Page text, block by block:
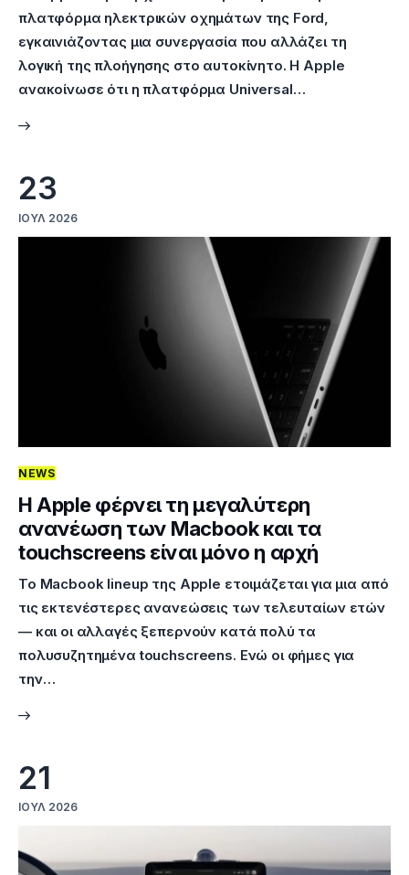
πλατφόρμα ηλεκτρικών οχημάτων της Ford,
εγκαινιάζοντας μια συνεργασία που αλλάζει τη
λογική της πλοήγησης στο αυτοκίνητο. Η Apple
ανακοίνωσε ότι η πλατφόρμα Universal…
23
ΙΟΎΛ 2026
NEWS
Η Apple φέρνει τη μεγαλύτερη
ανανέωση των Macbook και τα
touchscreens είναι μόνο η αρχή
Το Macbook lineup της Apple ετοιμάζεται για μια από
τις εκτενέστερες ανανεώσεις των τελευταίων ετών
— και οι αλλαγές ξεπερνούν κατά πολύ τα
πολυσυζητημένα touchscreens. Ενώ οι φήμες για
την…
21
ΙΟΎΛ 2026